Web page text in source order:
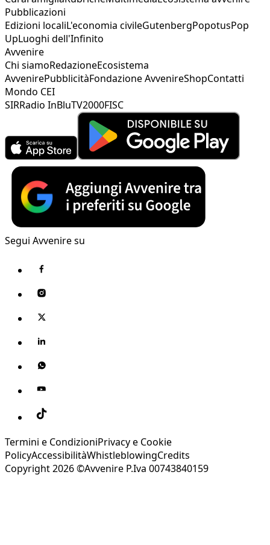
Pubblicazioni
Edizioni localiL'economia civileGutenbergPopotusPop
UpLuoghi dell'Infinito
Avvenire
Chi siamoRedazioneEcosistema
AvvenirePubblicitàFondazione AvvenireShopContatti
Mondo CEI
SIRRadio InBluTV2000FISC
Segui Avvenire su
Termini e CondizioniPrivacy e Cookie
PolicyAccessibilitàWhistleblowingCredits
Copyright 2026 ©Avvenire P.Iva 00743840159